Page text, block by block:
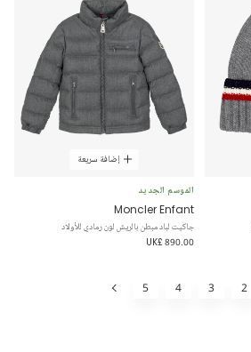
إضافة سريعة
الموسم الجديد
Moncler Enfant
جاكيت لباد مبطن بالريش لون رمادي للأولاد
UK£ 890.00
2
3
4
5